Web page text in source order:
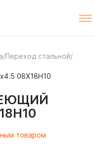
/Переход стальной/
08Х18Н10
товаром